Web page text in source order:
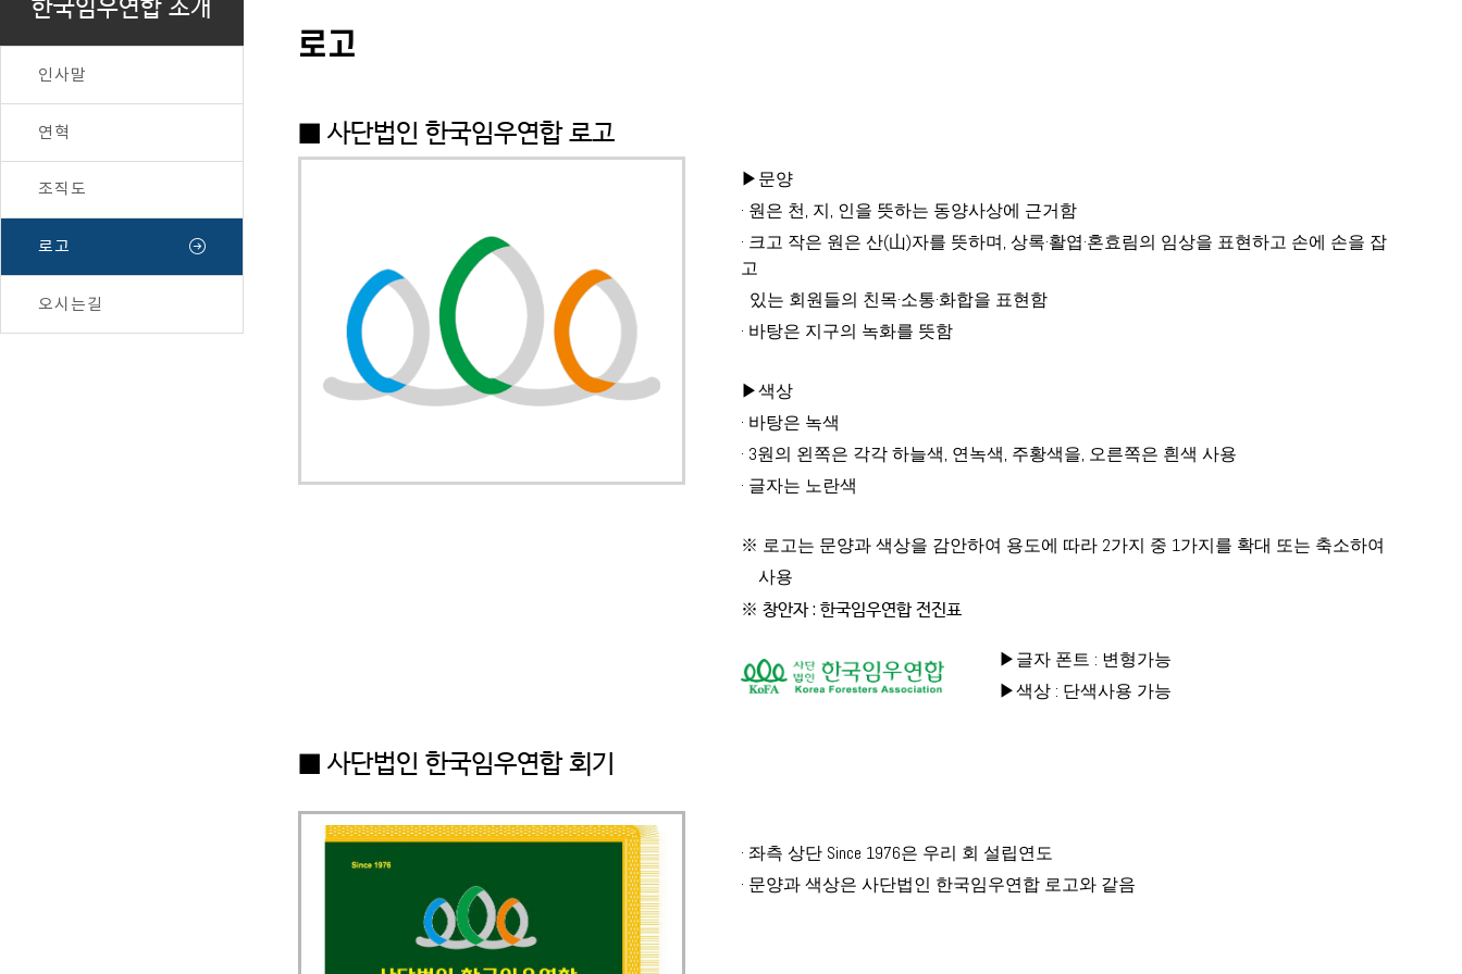
인사말
연혁
조직도
로고
오시는길
로고
■ 사단법인 한국임우연합 로고
▶문양
· 원은 천, 지, 인을 뜻하는 동양사상에 근거함
· 크고 작은 원은 산(山)자를 뜻하며, 상록·활엽·혼효림의 임상을 표현하고 손에 손을 잡
고
있는 회원들의 친목·소통·화합을 표현함
· 바탕은 지구의 녹화를 뜻함
▶색상
· 바탕은 녹색
· 3원의 왼쪽은 각각 하늘색, 연녹색, 주황색을, 오른쪽은 흰색 사용
· 글자는 노란색
※ 로고는 문양과 색상을 감안하여 용도에 따라 2가지 중 1가지를 확대 또는 축소하여
사용
※ 창안자 : 한국임우연합 전진표
▶글자 폰트 : 변형가능
▶색상 : 단색사용 가능
■ 사단법인 한국임우연합 회기
· 좌측 상단 Since 1976은 우리 회 설립연도
· 문양과 색상은 사단법인 한국임우연합 로고와 같음